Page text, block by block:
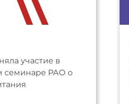
участие в
семинаре РАО о